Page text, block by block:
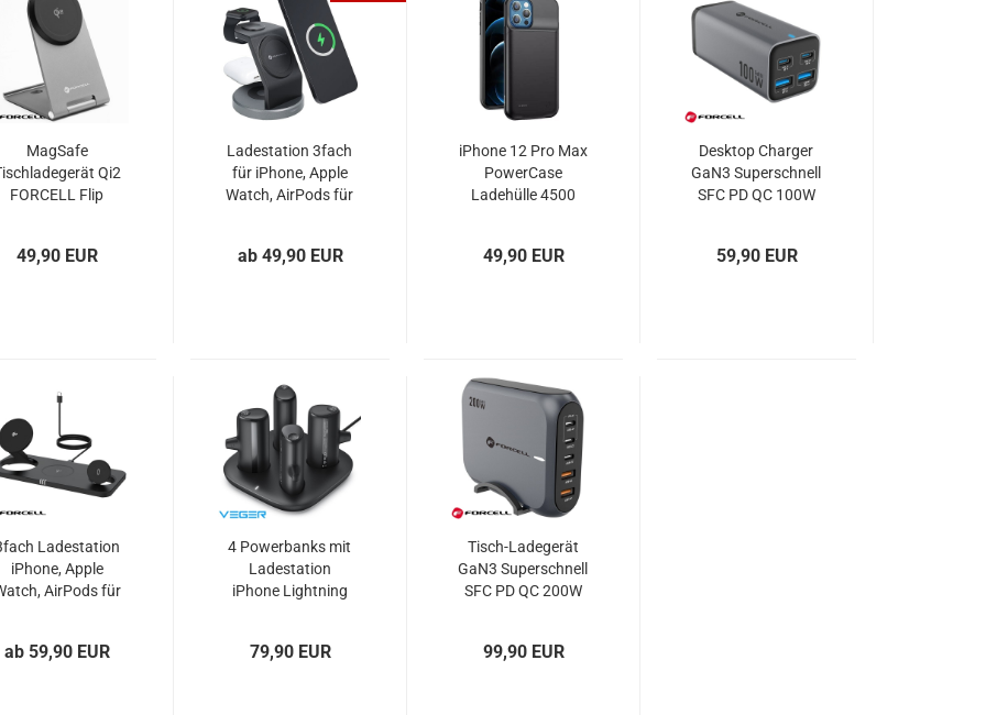
MagSafe
Qi2
FORCELL Flip
49,90 EUR
Ladestation 3fach
für iPhone, Apple
Watch, AirPods für
ab 49,90 EUR
iPhone 12 Pro Max
PowerCase
Ladehülle 4500
49,90 EUR
Desktop Charger
GaN3 Superschnell
SFC PD QC 100W
59,90 EUR
Ladestation
iPhone, Apple
AirPods für
ab 59,90 EUR
4 Powerbanks mit
Ladestation
iPhone Lightning
79,90 EUR
Tisch-Ladegerät
GaN3 Superschnell
SFC PD QC 200W
99,90 EUR